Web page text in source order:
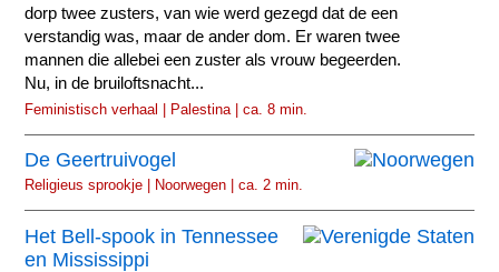
dorp twee zusters, van wie werd gezegd dat de een
verstandig was, maar de ander dom. Er waren twee
mannen die allebei een zuster als vrouw begeerden.
Nu, in de bruiloftsnacht...
Feministisch verhaal | Palestina | ca. 8 min.
De Geertruivogel
Religieus sprookje | Noorwegen | ca. 2 min.
Het Bell-spook in Tennessee
en Mississippi